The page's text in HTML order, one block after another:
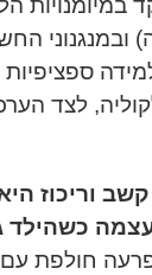
במיומנויות
ובמנגנוני
לצד
וריכוז
כשהילד
חולפת